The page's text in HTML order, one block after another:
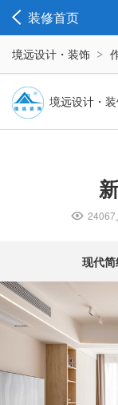
装修首页
境远设计・装饰
境远设计・
 24067
现代